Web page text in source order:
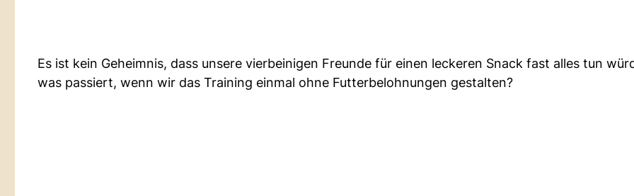
Es ist kein Geheimnis, dass unsere vierbeinigen Freunde für einen leckeren Snack fast alles tun
was passiert, wenn wir das Training einmal ohne Futterbelohnungen gestalten?